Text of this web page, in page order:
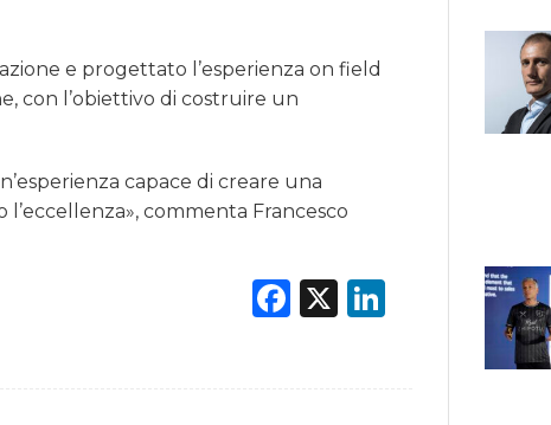
e progettato l’esperienza on field
con l’obiettivo di costruire un
capace di creare una
commenta Francesco
Facebook
X LinkedIn